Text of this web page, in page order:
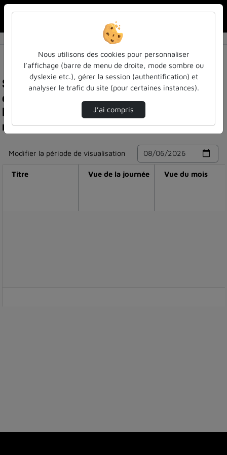
Statistiques de visualisation de la vidéo Le
cloud esr et la mutualisation : le point de vue de
la dgri et le rôle à venir des datacenters
régionaux labellisés
Modifier la période de visualisation
Titre Vue de la journée Vue du mois
Nous utilisons des cookies pour personnaliser
l’affichage (barre de menu de droite, mode sombre ou
dyslexie etc.), gérer la session (authentification) et
analyser le trafic du site (pour certaines instances).
J’ai compris